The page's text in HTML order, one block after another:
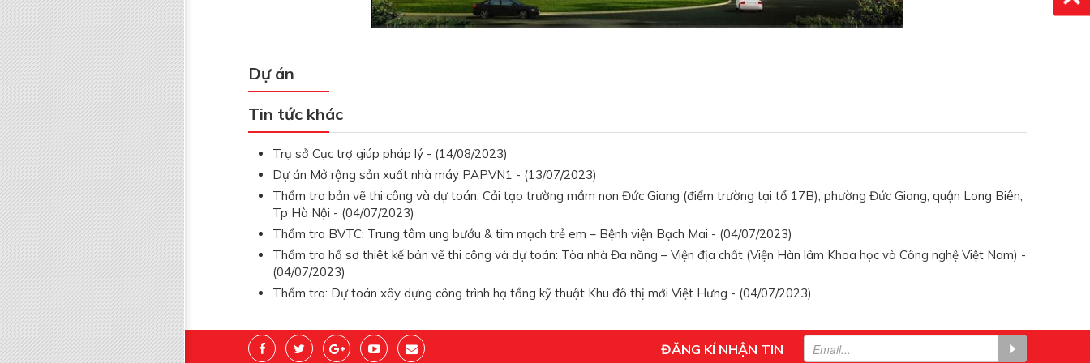
Dự án
Tin tức khác
Trụ sở Cục trợ giúp pháp lý - (14/08/2023)
Dự án Mở rộng sản xuất nhà máy PAPVN1 - (13/07/2023)
Thẩm tra bản vẽ thi công và dự toán: Cải tạo trường mầm non Đức Giang (điểm trường tại tổ 17B), phường Đức Giang, quận Long Biên,
Tp Hà Nội - (04/07/2023)
Thẩm tra BVTC: Trung tâm ung bướu & tim mạch trẻ em – Bệnh viện Bạch Mai - (04/07/2023)
Thẩm tra hồ sơ thiêt kế bản vẽ thi công và dự toán: Tòa nhà Đa năng – Viện địa chất (Viện Hàn lâm Khoa học và Công nghệ Việt Nam) -
(04/07/2023)
Thẩm tra: Dự toán xây dựng công trình hạ tầng kỹ thuật Khu đô thị mới Việt Hưng - (04/07/2023)
ĐĂNG KÍ NHẬN TIN